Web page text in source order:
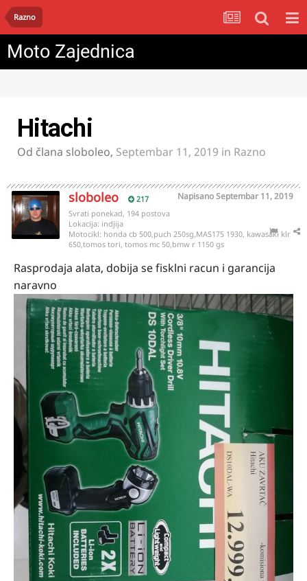
Razno
Moto Zajednica
Hitachi
Od člana sloboleo, Septembar 11, 2019 in Razno
sloboleo 217 NapisanoSeptembar 11, 2019
Svrati ponekad, 194 postova
Lokacija: indjija
Motocikl: honda cb 500,puch 250sg,MAS175 1930, kawasaki klr
650,tomos tori, tomos mc 50,bmw r 1150 gs
Rasprodaja alata, dobija se fisklni racun i garancija
naravno